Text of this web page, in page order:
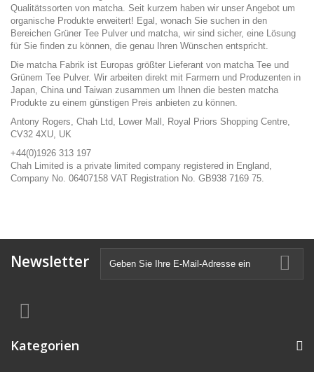
Qualitätssorten von matcha. Seit kurzem haben wir unser Angebot um
organische Produkte erweitert! Egal, wonach Sie suchen in den
Bereichen Grüner Tee Pulver und matcha, wir sind sicher, eine Lösung
für Sie finden zu können, die genau Ihren Wünschen entspricht.
Die matcha Fabrik ist Europas größter Lieferant von matcha Tee und
Grünem Tee Pulver. Wir arbeiten direkt mit Farmern und Produzenten in
Japan, China und Taiwan zusammen um Ihnen die besten matcha
Produkte zu einem günstigen Preis anbieten zu können.
Antony Rogers, Chah Ltd, Lower Mall, Royal Priors Shopping Centre,
CV32 4XU, UK
+44(0)1926 313 197
Chah Limited is a private limited company registered in England,
Company No. 06407158 VAT Registration No. GB938 7169 75.
Newsletter
Kategorien